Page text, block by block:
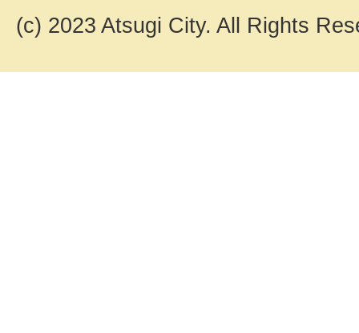
(c) 2023 Atsugi City. All Rights